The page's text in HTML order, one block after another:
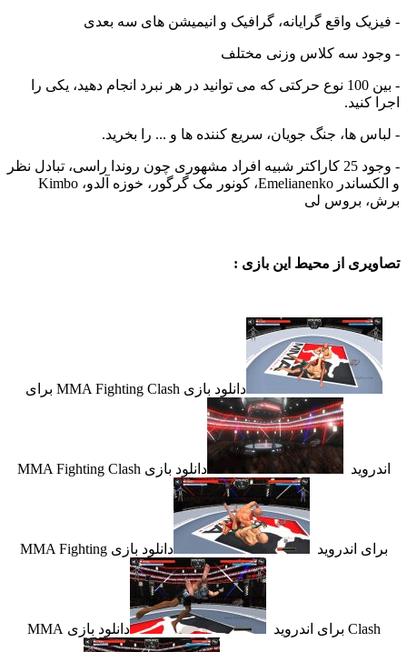
واقع گرایانه، گرافیک و انیمیشن های سه بعدی
سه کلاس وزنی مختلف
- بین 100 نوع حرکتی که می توانید در هر نبرد انجام دهید، یکی را
ها، جنگ جویان، سریع کننده ها و ... را بخرید.
چون
روندا راسی، تبادل نظر
و الکساندر Emelianenko، کونور مک گرگور، خوزه آلدو، Kimbo
بروس لی
از محیط این بازی :
دانلود بازی MMA Fighting Clash برای
دانلود بازی MMA Fighting Clash
اندروید دانلود بازی MMA Fighting
دانلود بازی MMA